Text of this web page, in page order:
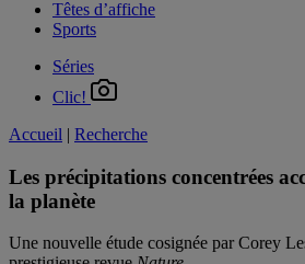
Têtes d’affiche
Sports
Séries
Clic!
Accueil | Recherche
Les précipitations concentrées
la planète
Une nouvelle étude cosignée par Corey